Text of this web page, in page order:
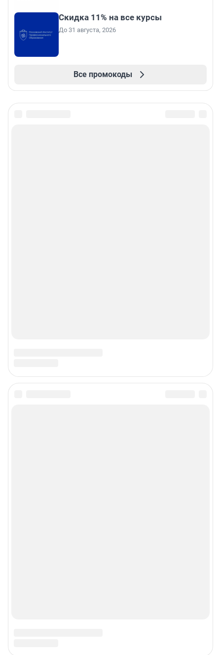
Скидка 11% на все курсы
До 31 августа, 2026
Все промокоды